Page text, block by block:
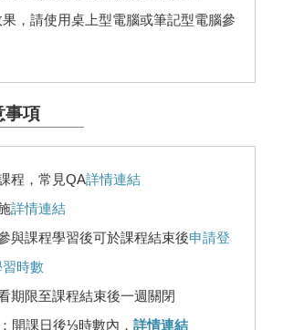
，請使用桌上型電腦或筆記型電腦參
事項
程，常見QA詳情連結
詳情連結
與課程學習後可於課程結束後申請登
時數
期限至課程結束後一週關閉
開課日後⅓時數內， 詳情連結